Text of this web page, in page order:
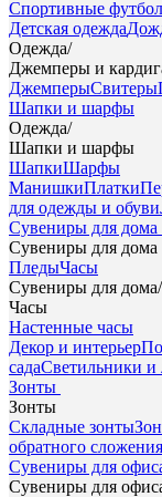
Спортивные
Детская одежда
Одежда/
Джемперы и
ДжемперыСвитеры
Шапки и шарфы
Одежда/
Шапки и шарфы
ШапкиШарфы
МанишкиПлатки
для одежды и обуви
Сувениры для дома
Сувениры для дома
ПледыЧасы
Сувениры для дома/
Часы
Настенные часы
Декор и интерьер
садаСветильники
Зонты
Зонты
Складные зонты
обратного сложения
Сувениры для
Сувениры для